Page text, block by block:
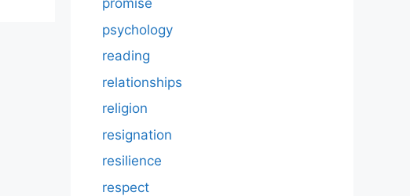
promise
psychology
reading
relationships
religion
resignation
resilience
respect